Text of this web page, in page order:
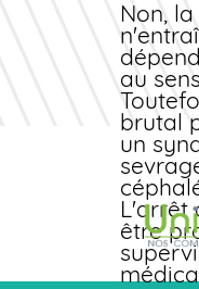
et
Non,
au
brutal
un
L'arrêt
être